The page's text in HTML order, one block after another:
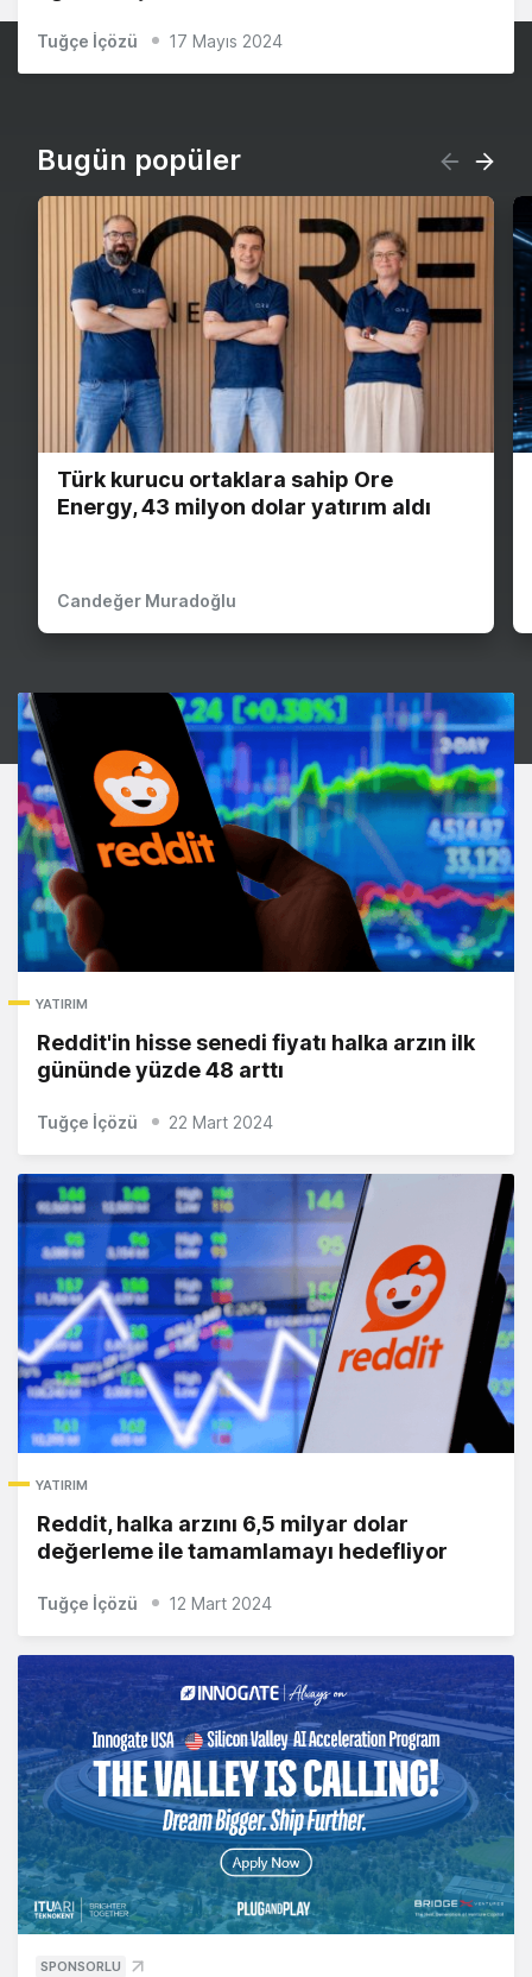
Tuğçe İçözü 17 Mayıs 2024
Bugün popüler
Türk kurucu ortaklara sahip Ore
Energy, 43 milyon dolar yatırım aldı
Candeğer Muradoğlu
YATIRIM
Reddit'in hisse senedi fiyatı halka arzın ilk
gününde yüzde 48 arttı
Tuğçe İçözü 22 Mart 2024
YATIRIM
Reddit, halka arzını 6,5 milyar dolar
değerleme ile tamamlamayı hedefliyor
Tuğçe İçözü 12 Mart 2024
SPONSORLU